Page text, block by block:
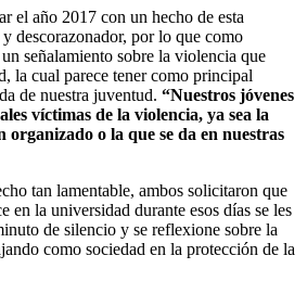
el año 2017 con un hecho de esta
descorazonador, por lo que como
señalamiento sobre la violencia que
la cual parece tener como principal
de nuestra juventud. “Nuestros jóvenes
víctimas de la violencia, ya sea la
organizado o la que se da en nuestras
tan lamentable, ambos solicitaron que
en la universidad durante esos días se les
de silencio y se reflexione sobre la
como sociedad en la protección de la